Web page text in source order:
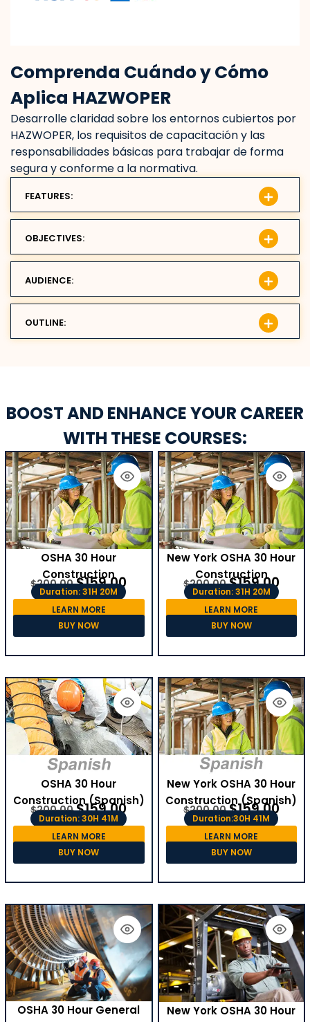
Comprenda Cuándo y Cómo
Aplica HAZWOPER
Desarrolle claridad sobre los entornos cubiertos por
HAZWOPER, los requisitos de capacitación y las
responsabilidades básicas para trabajar de forma
segura y conforme a la normativa.
FEATURES:
OBJECTIVES:
AUDIENCE:
OUTLINE:
BOOST AND ENHANCE YOUR CAREER
WITH THESE COURSES:
OSHA 30 Hour
Construction
$200.00 $159.00
Duration: 31H 20M
LEARN MORE
BUY NOW
New York OSHA 30 Hour
Construction
$200.00 $159.00
Duration: 31H 20M
LEARN MORE
BUY NOW
OSHA 30 Hour
Construction (Spanish)
$200.00 $159.00
Duration: 30H 41M
LEARN MORE
BUY NOW
New York OSHA 30 Hour
Construction (Spanish)
$200.00 $159.00
Duration:30H 41M
LEARN MORE
BUY NOW
OSHA 30 Hour General
New York OSHA 30 Hour